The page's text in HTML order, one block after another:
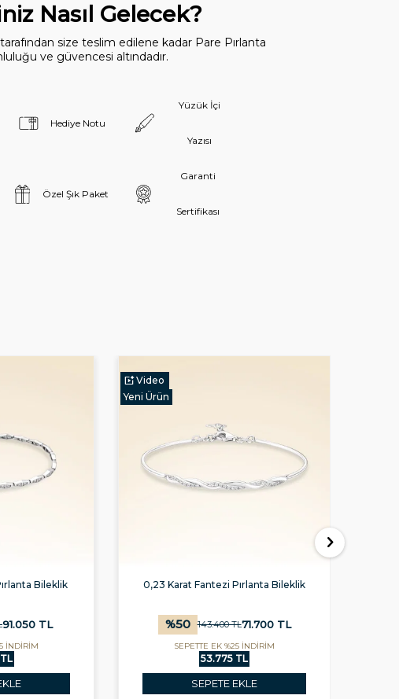
Nasıl Gelecek?
size teslim edilene kadar Pare Pırlanta
ve güvencesi altındadır.
Hediye Notu
Yüzük İçi
Yazısı
Özel Şık Paket
Garanti
Sertifikası
Bileklik
91.050 TL
İNDİRİM
Video
Yeni Ürün
0,23 Karat Fantezi Pırlanta Bileklik
%50 143.400TL71.700TL
SEPETTE EK %25 İNDİRİM
53.775 TL
SEPETE EKLE